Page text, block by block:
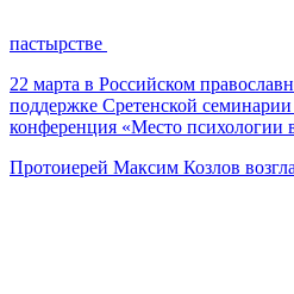
пастырстве
22 марта в Российском
поддержке Сретенской
конференция «Место психологии
Протоиерей Максим Козлов